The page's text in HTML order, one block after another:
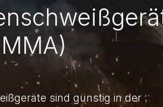
sind günstig in der